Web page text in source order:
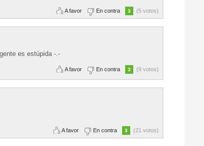
A favor En contra 3 (5 votos)
es estúpida -.-
A favor En contra 3 (9 votos)
A favor En contra 3 (21 votos)